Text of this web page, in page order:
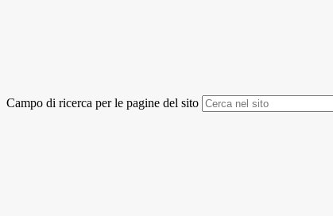
Campo di ricerca per le pagine del sito